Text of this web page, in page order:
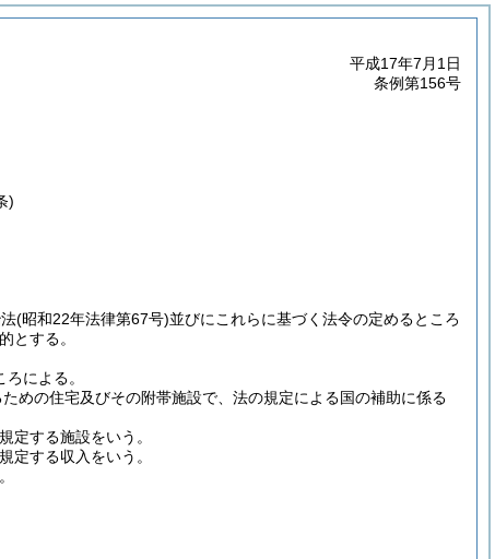
平成17年7月1日
条例第156号
)
(昭和22年法律第67号)並びにこれらに基づく法令の定めるところ
とする。
による。
めの住宅及びその附帯施設で、法の規定による国の補助に係る
定する施設をいう。
定する収入をいう。